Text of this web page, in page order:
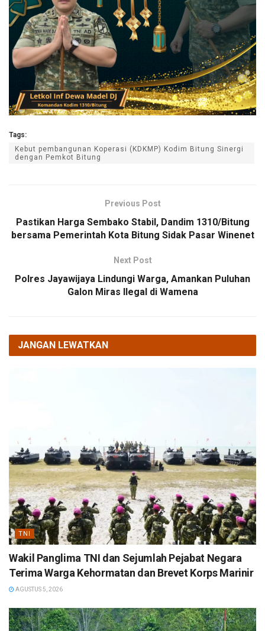
Tags:
Kebut pembangunan Koperasi (KDKMP) Kodim Bitung Sinergi
dengan Pemkot Bitung
Previous Post
Pastikan Harga Sembako Stabil, Dandim 1310/Bitung
bersama Pemerintah Kota Bitung Sidak Pasar Winenet
Next Post
Polres Jayawijaya Lindungi Warga, Amankan Puluhan
Galon Miras Ilegal di Wamena
JANGAN LEWATKAN
TNI
Wakil Panglima TNI dan Sejumlah Pejabat Negara
Terima Warga Kehormatan dan Brevet Korps Marinir
AGUSTUS 5, 2026